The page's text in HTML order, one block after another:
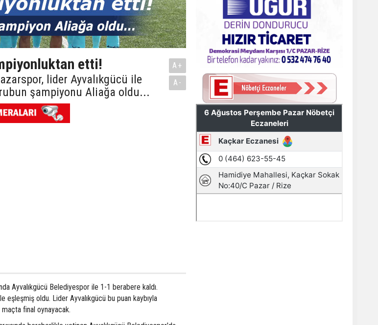
etti!
lider Ayvalıkgücü ile
şampiyonu Aliağa oldu...
A+
A-
Ayvalıkgücü Belediyespor ile 1-1 berabere kaldı.
oldu. Lider Ayvalıkgücü bu puan kaybıyla
final oynayacak.